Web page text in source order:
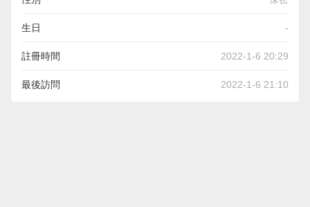
生日 -
註冊時間 2022-1-6 20:29
最後訪問 2022-1-6 21:10